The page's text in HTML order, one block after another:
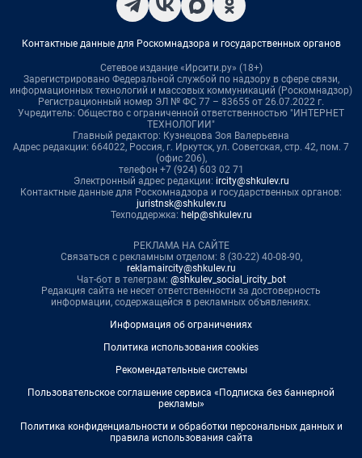
Контактные данные для Роскомнадзора и государственных органов
Сетевое издание «Ирсити.ру» (18+)
Зарегистрировано Федеральной службой по надзору в сфере связи,
информационных технологий и массовых коммуникаций (Роскомнадзор)
Регистрационный номер ЭЛ № ФС 77 – 83655 от 26.07.2022 г.
Учредитель: Общество с ограниченной ответственностью "ИНТЕРНЕТ
ТЕХНОЛОГИИ"
Главный редактор: Кузнецова Зоя Валерьевна
Адрес редакции: 664022, Россия, г. Иркутск, ул. Советская, стр. 42, пом. 7
(офис 206),
телефон +7 (924) 603 02 71
Электронный адрес редакции: ircity@shkulev.ru
Контактные данные для Роскомнадзора и государственных органов:
juristnsk@shkulev.ru
Техподдержка: help@shkulev.ru
РЕКЛАМА НА САЙТЕ
Связаться с рекламным отделом: 8 (30-22) 40-08-90,
reklamaircity@shkulev.ru
Чат-бот в телеграм: @shkulev_social_ircity_bot
Редакция сайта не несет ответственности за достоверность
информации, содержащейся в рекламных объявлениях.
Информация об ограничениях
Политика использования cookies
Рекомендательные системы
Пользовательское соглашение сервиса «Подписка без баннерной
рекламы»
Политика конфиденциальности и обработки персональных данных и
правила использования сайта